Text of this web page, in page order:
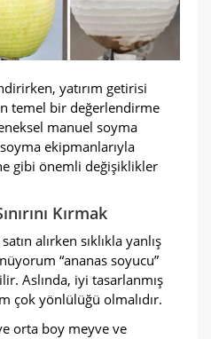
yatırım getirisi
temel bir değerlendirme
manuel soyma
ekipmanlarıyla
gibi önemli değişiklikler
Kırmak
alırken sıklıkla yanlış
“ananas soyucu”
Aslında, iyi tasarlanmış
çok yönlülüğü olmalıdır.
orta boy meyve ve